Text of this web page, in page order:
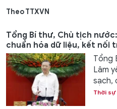
Theo TTXVN
Tổng Bí thư, Chủ tịch
chuẩn hóa dữ liệu, kết nối
trị
Tổng
Lâm
sạch,
Thời sự